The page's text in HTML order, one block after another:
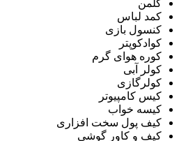
کلمن
کمد لباس
کنسول بازی
کوادکوپتر
کوره هوای گرم
کولر آبی
کولرگازی
کیس کامپیوتر
کیسه خواب
کیف پول سخت افزاری
کیف و کاور گوشی